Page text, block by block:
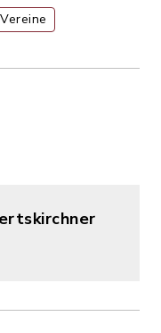
Vereine